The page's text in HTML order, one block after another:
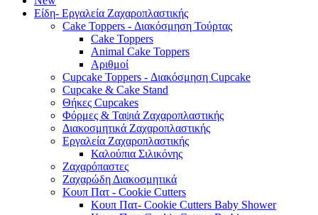
Είδη- Εργαλεία Ζαχαροπλαστικής
Cake Toppers - Διακόσμηση Τούρτας
Cake Toppers
Animal Cake Toppers
Αριθμοί
Cupcake Toppers - Διακόσμηση Cupcake
Cupcake & Cake Stand
Θήκες Cupcakes
Φόρμες & Ταψιά Ζαχαροπλαστικής
Διακοσμητικά Ζαχαροπλαστικής
Εργαλεία Ζαχαροπλαστικής
Καλούπια Σιλικόνης
Ζαχαρόπαστες
Ζαχαρώδη Διακοσμητικά
Κουπ Πατ - Cookie Cutters
Κουπ Πατ- Cookie Cutters Baby Shower